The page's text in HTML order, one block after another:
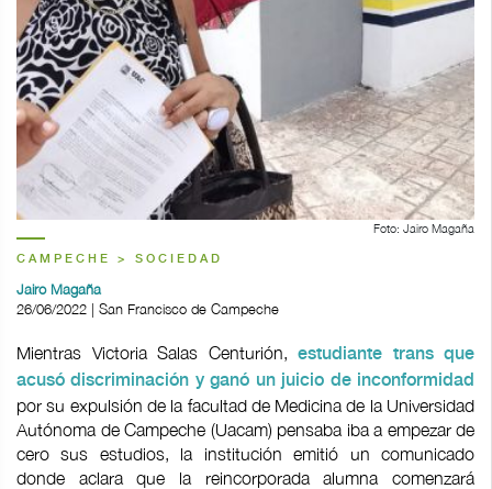
Foto: Jairo Magaña
CAMPECHE > SOCIEDAD
Jairo Magaña
26/06/2022 | San Francisco de Campeche
Mientras Victoria Salas Centurión, estudiante trans que
acusó discriminación y ganó un juicio de inconformidad
por su expulsión de la facultad de Medicina de la Universidad
Autónoma de Campeche (Uacam) pensaba iba a empezar de
cero sus estudios, la institución emitió un comunicado
donde aclara que la reincorporada alumna comenzará